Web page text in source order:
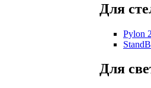
Для
Pylon
Для